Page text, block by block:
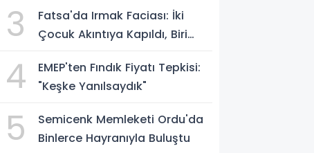
3
Fatsa'da Irmak Faciası: İki
Çocuk Akıntıya Kapıldı, Biri
4
EMEP'ten Fındık Fiyatı Tepkisi:
"Keşke Yanılsaydık"
5
Semicenk Memleketi Ordu'da
Binlerce Hayranıyla Buluştu